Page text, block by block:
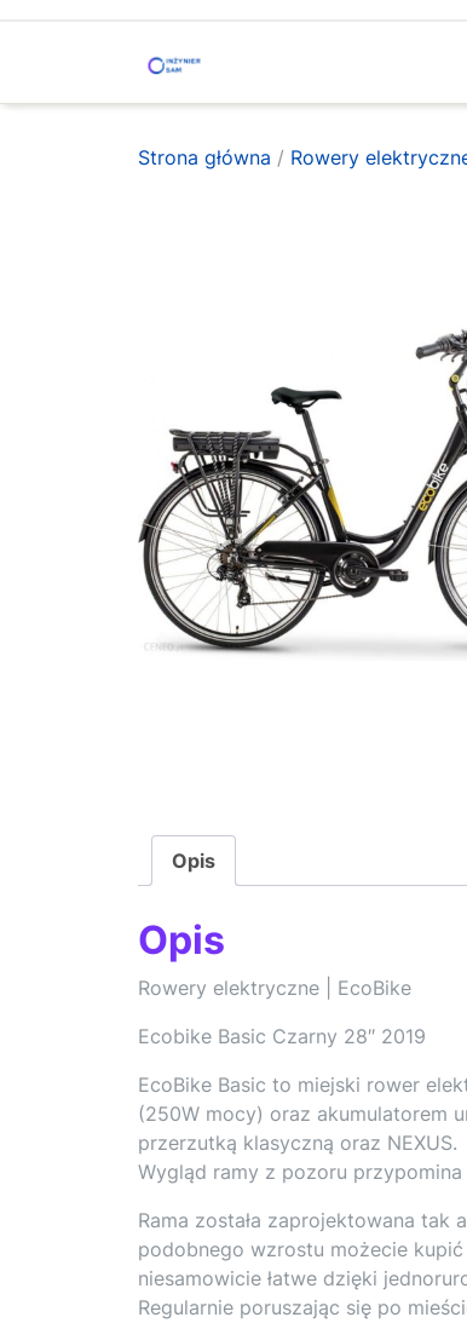
Strona główna / Rowery
Opis
Opis
Rowery elektryczne | EcoBike
Ecobike Basic Czarny 28″ 2019
EcoBike Basic to miejski rower
(250W mocy) oraz akumulatorem
przerzutką klasyczną oraz NEXUS.
Wygląd ramy z pozoru
Rama została zaprojektowana
podobnego wzrostu możecie
niesamowicie łatwe dzięki
Regularnie poruszając się po